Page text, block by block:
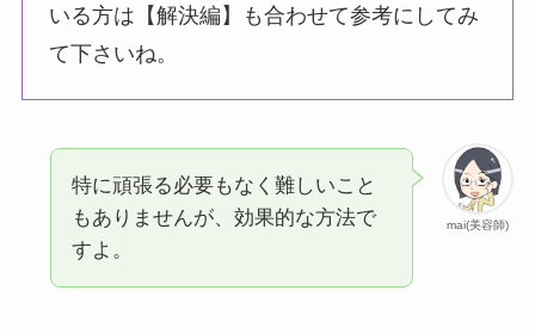
いる方は【解決編】も合わせて参考にしてみ
て下さいね。
mai(美容師)
特に頑張る必要もなく難しいこと
もありませんが、効果的な方法で
すよ。